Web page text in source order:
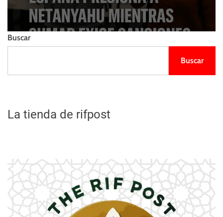
Buscar
Buscar
La tienda de rifpost